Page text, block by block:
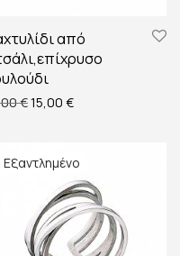
22,00 €.
από
€Original price was: 17,00
15,00 €Η τρέχουσα τιμή